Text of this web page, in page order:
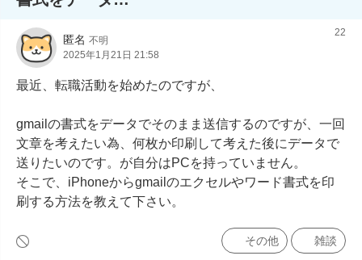
匿名 不明
2025年1月21日 21:58
22
最近、転職活動を始めたのですが、
gmailの書式をデータでそのまま送信するのですが、一回
文章を考えたい為、何枚か印刷して考えた後にデータで
送りたいのです。が自分はPCを持っていません。
そこで、iPhoneからgmailのエクセルやワード書式を印
刷する方法を教えて下さい。
その他 雑談